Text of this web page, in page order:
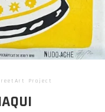
Project